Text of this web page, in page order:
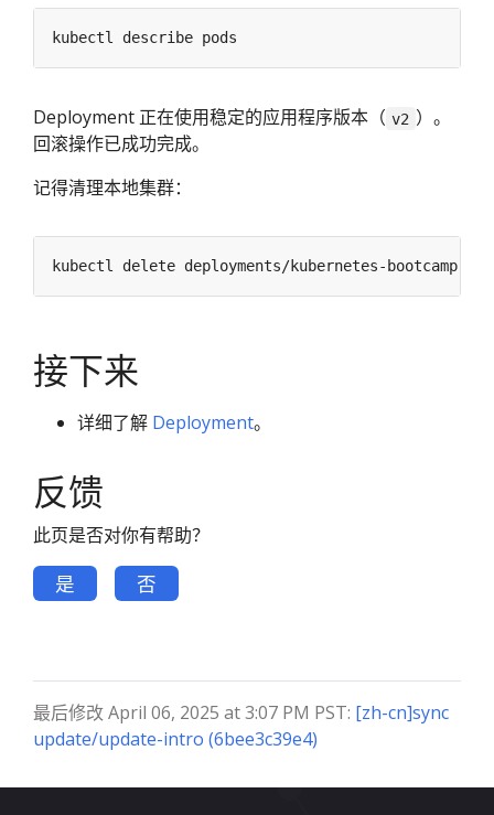
Deployment 正在使用稳定的应用程序版本（ v2 ）。
回滚操作已成功完成。
记得清理本地集群：
接下来
详细了解 Deployment。
反馈
此页是否对你有帮助？
是 否
最后修改 April 06, 2025 at 3:07 PM PST: [zh-cn]sync
update/update-intro (6bee3c39e4)